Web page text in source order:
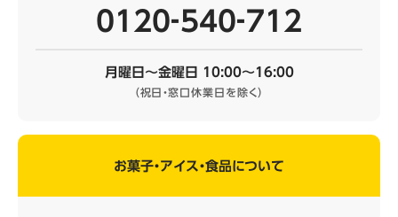
0120‐540‐712
月曜日～金曜日 10:00～16:00
（祝日・窓口休業日を除く）
お菓子・アイス・食品について